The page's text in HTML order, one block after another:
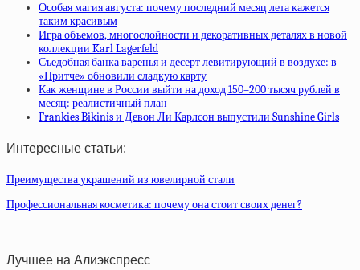
Особая магия августа: почему последний месяц лета кажется
таким красивым
Игра объемов, многослойности и декоративных деталях в новой
коллекции Karl Lagerfeld
Съедобная банка варенья и десерт левитирующий в воздухе: в
«Притче» обновили сладкую карту
Как женщине в России выйти на доход 150–200 тысяч рублей в
месяц: реалистичный план
Frankies Bikinis и Девон Ли Карлсон выпустили Sunshine Girls
Интересные статьи:
Преимущества украшений из ювелирной стали
Профессиональная косметика: почему она стоит своих денег?
Лучшее на Алиэкспресс